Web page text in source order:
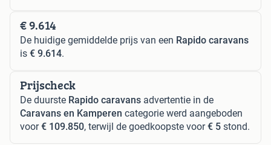
€ 9.614
De huidige gemiddelde prijs van een Rapido caravans
is € 9.614.
Prijscheck
De duurste Rapido caravans advertentie in de
Caravans en Kamperen categorie werd aangeboden
voor€ 109.850, terwijl de goedkoopste voor€ 5 stond.